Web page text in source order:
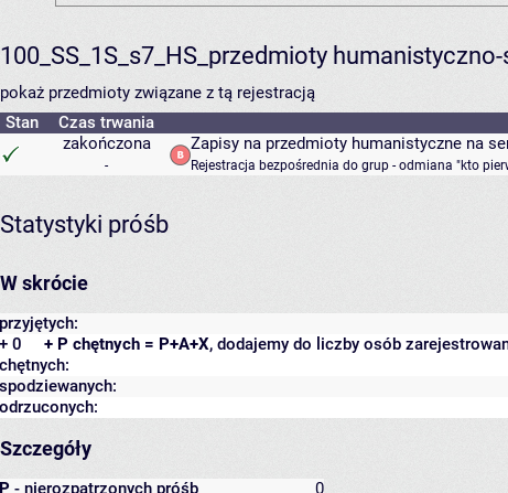
100_SS_1S_s7_HS_przedmioty
pokaż przedmioty związane z tą rejestracją
Stan
Czas trwania
zakończona
-
Zapisy na przedmioty humanistyczne na
Rejestracja bezpośrednia do grup - odmiana "kto
Statystyki próśb
W skrócie
przyjętych:
+ P chętnych = P+A+X, dodajemy do liczby osób
+ 0
chętnych:
spodziewanych:
odrzuconych:
Szczegóły
P - nierozpatrzonych próśb 0